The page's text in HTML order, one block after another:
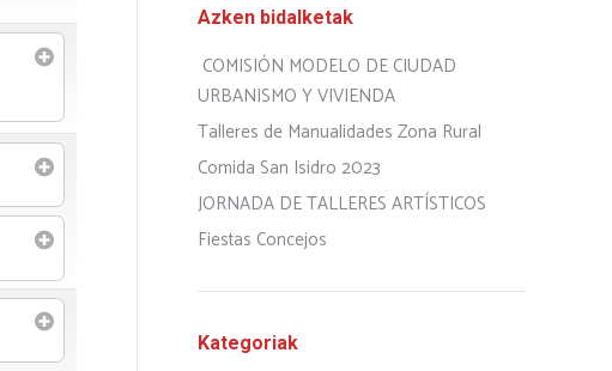
Azken bidalketak
COMISIÓN MODELO DE CIUDAD
URBANISMO Y VIVIENDA
Talleres de Manualidades Zona Rural
Comida San Isidro 2023
JORNADA DE TALLERES ARTÍSTICOS
Fiestas Concejos
Kategoriak